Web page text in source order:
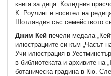
книга за деца „Коледния
К. Роулинг е носител на
Шотландия със семейството
Джим Кей печели медала
илюстрациите си към „Часът
Учи илюстрация в
в библиотеката и архивите на
ботаническа градина в Кю.